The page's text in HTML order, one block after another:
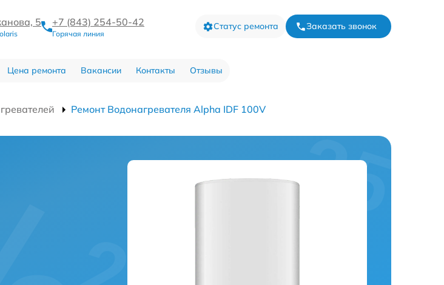
5 +7 (843) 254-50-42
Горячая линия
Статус ремонта Заказать звонок
Цена ремонта Вакансии Контакты Отзывы
Ремонт Водонагревателя Alpha IDF 100V